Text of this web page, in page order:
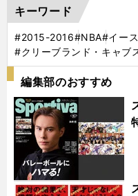
キーワード
#2015-2016#NBA#イー
#クリーブランド・キャブ
編集部のおすすめ